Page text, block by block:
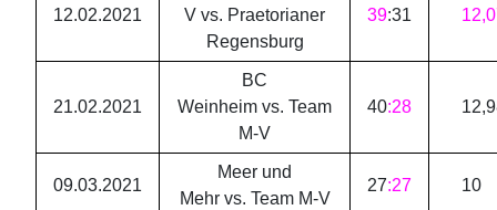
12.02.2021
V vs. Praetorianer
Regensburg
39:31 12,
21.02.2021
BC
Weinheim vs. Team
M-V
40:28 12,
09.03.2021
Meer und
Mehr vs. Team M-V
27:27 10